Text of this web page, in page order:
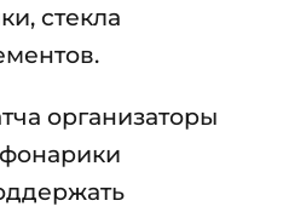
стекла
организаторы